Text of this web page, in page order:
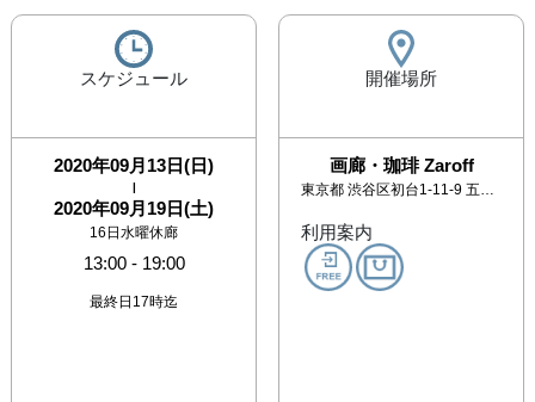
スケジュール
2020年09月13日(日)
|
2020年09月19日(土)
16日水曜休廊
13:00- 19:00
最終日17時迄
開催場所
画廊・珈琲 Zaroff
東京都 渋谷区初台1-11-9 五差路
利用案内